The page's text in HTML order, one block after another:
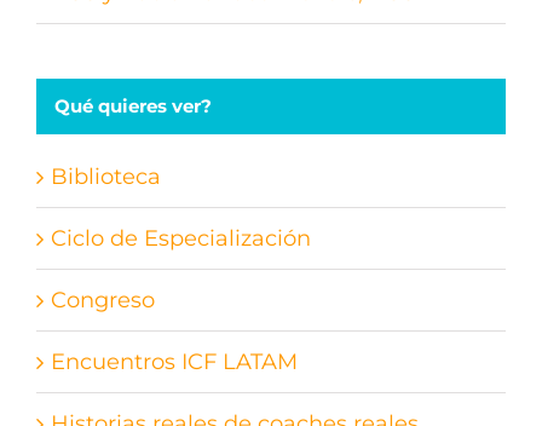
Qué quieres ver?
Biblioteca
Ciclo de Especialización
Congreso
Encuentros ICF LATAM